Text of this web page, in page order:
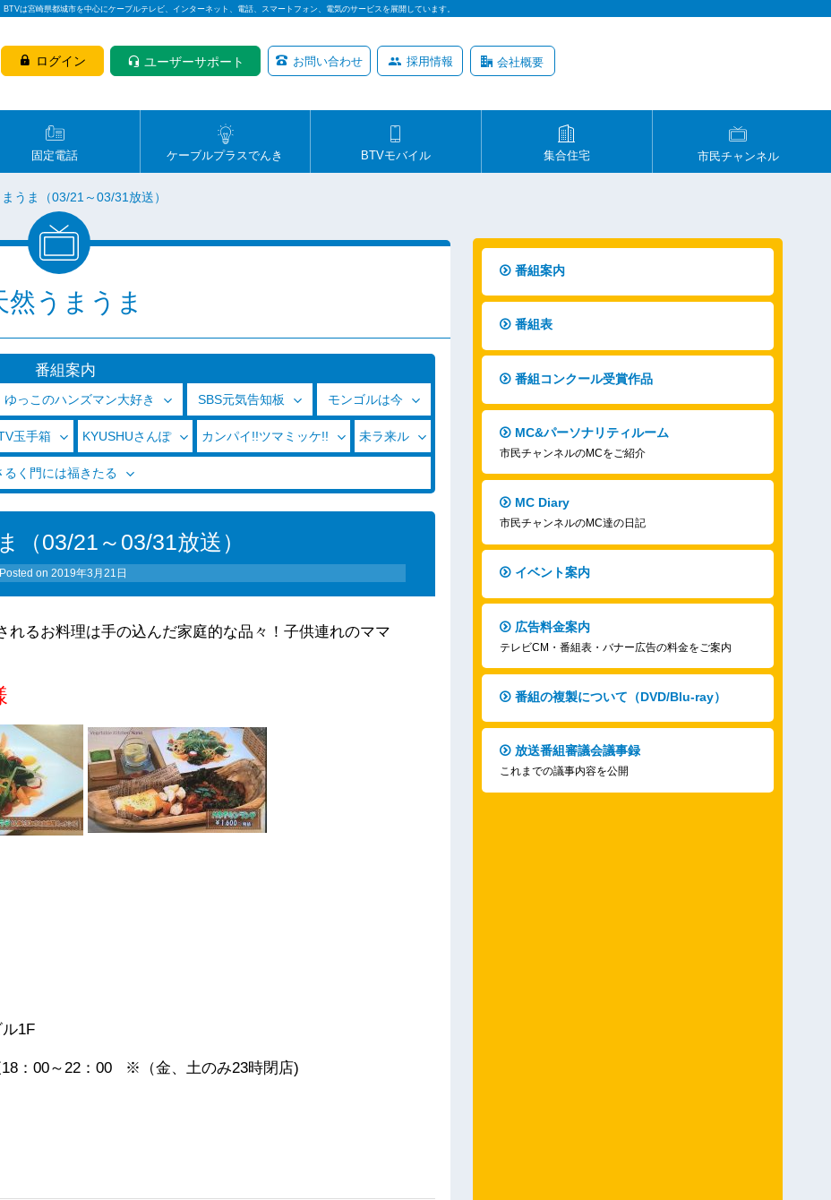
BTVは宮崎県都城市を中心にケーブルテレビ、インターネット、電話、スマートフォン、電気のサービスを展開しています。
ログイン ユーザーサポート お問い合わせ 採用情報 会社概要
固定電話 ケーブルプラスでんき BTVモバイル 集合住宅 市民チャンネル
うま（03/21～03/31放送）
然うまうま
番組案内
ゆっこのハンズマン大好き SBS元気告知板 モンゴルは今
玉手箱 KYUSHUさんぽ カンパイ!!ツマミッケ!! 未ラ来ル
るく門には福きたる
（03/21～03/31放送）
Posted on2019年3月21日
るお料理は手の込んだ家庭的な品々！子供連れのママ
1F
：00～22：00 ※（金、土のみ23時閉店)
番組案内
番組表
番組コンクール受賞作品
MC&パーソナリティルーム
市民チャンネルのMCをご紹介
MC Diary
市民チャンネルのMC達の日記
イベント案内
広告料金案内
テレビCM・番組表・バナー広告の料金をご案内
番組の複製について（DVD/Blu-ray）
放送番組審議会議事録
これまでの議事内容を公開